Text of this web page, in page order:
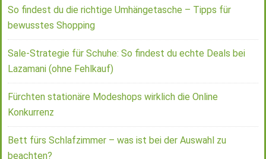
So findest du die richtige Umhängetasche – Tipps für
bewusstes Shopping
Sale-Strategie für Schuhe: So findest du echte Deals bei
Lazamani (ohne Fehlkauf)
Fürchten stationäre Modeshops wirklich die Online
Konkurrenz
Bett fürs Schlafzimmer – was ist bei der Auswahl zu
beachten?